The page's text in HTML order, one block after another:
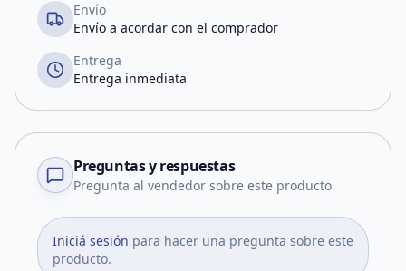
Envío
Envío a acordar con el comprador
Entrega
Entrega inmediata
Preguntas y respuestas
Pregunta al vendedor sobre este producto
Iniciá sesión para hacer una pregunta sobre este
producto.